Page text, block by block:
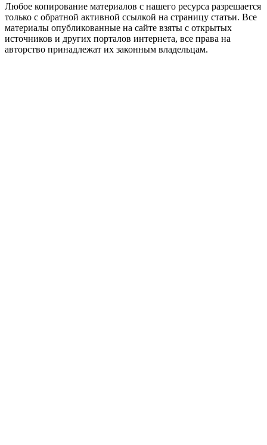
Любое копирование материалов с нашего ресурса разрешается
только с обратной активной ссылкой на страницу статьи. Все
материалы опубликованные на сайте взяты с открытых
источников и других порталов интернета, все права на
авторство принадлежат их законным владельцам.